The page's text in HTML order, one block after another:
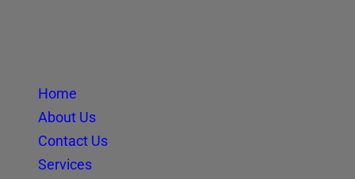
Home
About Us
Contact Us
Services